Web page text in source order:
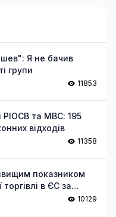
Я не бачив
групи
11853
РІОСВ та МВС: 195
відходів
11358
показником
в ЄС за
10129